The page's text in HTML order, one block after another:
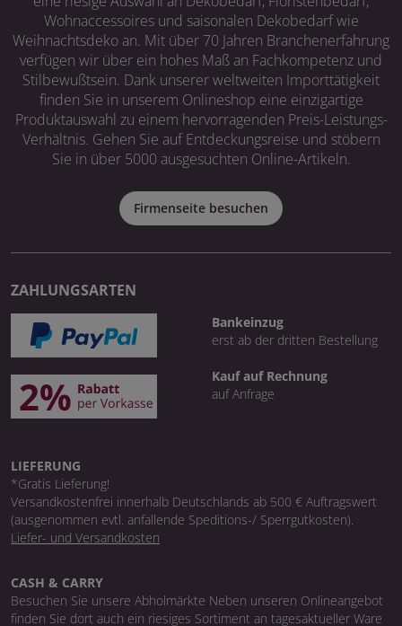
Wohnaccessoires und saisonalen Dekobedarf wie
Weihnachtsdeko an. Mit über 70 Jahren Branchenerfahrung
verfügen wir über ein hohes Maß an Fachkompetenz und
Stilbewußtsein. Dank unserer weltweiten Importtätigkeit
finden Sie in unserem Onlineshop eine einzigartige
Produktauswahl zu einem hervorragenden Preis-Leistungs-
Verhältnis. Gehen Sie auf Entdeckungsreise und stöbern
Sie in über 5000 ausgesuchten Online-Artikeln.
Firmenseite besuchen
ZAHLUNGSARTEN
Bankeinzug
erst ab der dritten Bestellung
Kauf auf Rechnung
auf Anfrage
LIEFERUNG
*Gratis Lieferung!
Versandkostenfrei innerhalb Deutschlands ab 500 € Auftragswert
(ausgenommen evtl. anfallende Speditions-/ Sperrgutkosten).
Liefer- und Versandkosten
CASH & CARRY
Besuchen Sie unsere Abholmärkte Neben unseren Onlineangebot
finden Sie dort auch ein riesiges Sortiment an tagesaktueller Ware